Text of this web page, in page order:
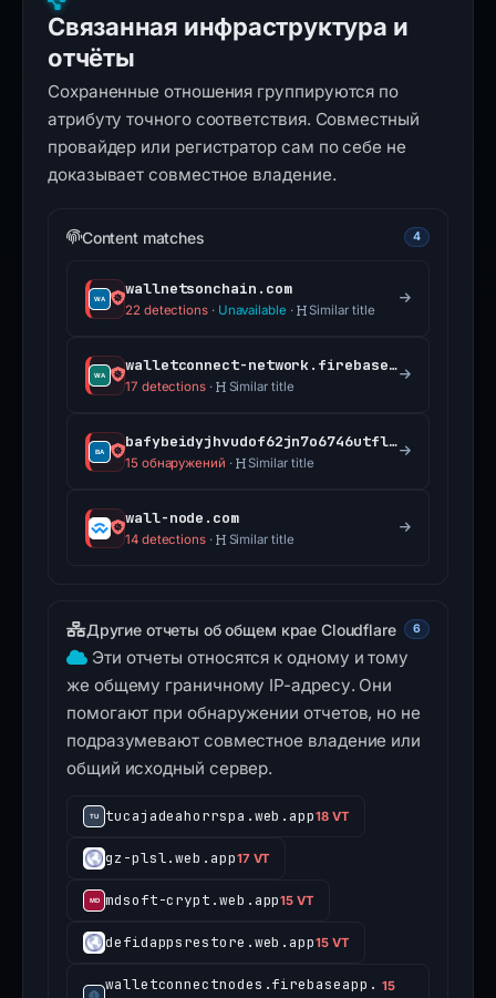
Связанная инфраструктура и
отчёты
Сохраненные отношения группируются по
атрибуту точного соответствия. Совместный
провайдер или регистратор сам по себе не
доказывает совместное владение.
Content matches 4
wallnetsonchain.com
22 detections· Unavailable · Similar title
walletconnect-network.firebaseapp.com
17 detections· Similar title
bafybeidyjhvudof62jn7o6746utfllknvl4kx5wgemf6iorsmigz3lzvja.ipfs.dweb.link
15 обнаружений · Similar title
wall-node.com
14 detections· Similar title
Другие отчеты об общем крае Cloudflare 6
Эти отчеты относятся к одному и тому
же общему граничному IP-адресу. Они
помогают при обнаружении отчетов, но не
подразумевают совместное владение или
общий исходный сервер.
tucajadeahorrspa.web.app18 VT
gz-plsl.web.app17 VT
mdsoft-crypt.web.app15 VT
defidappsrestore.web.app15 VT
walletconnectnodes.firebaseapp. 15